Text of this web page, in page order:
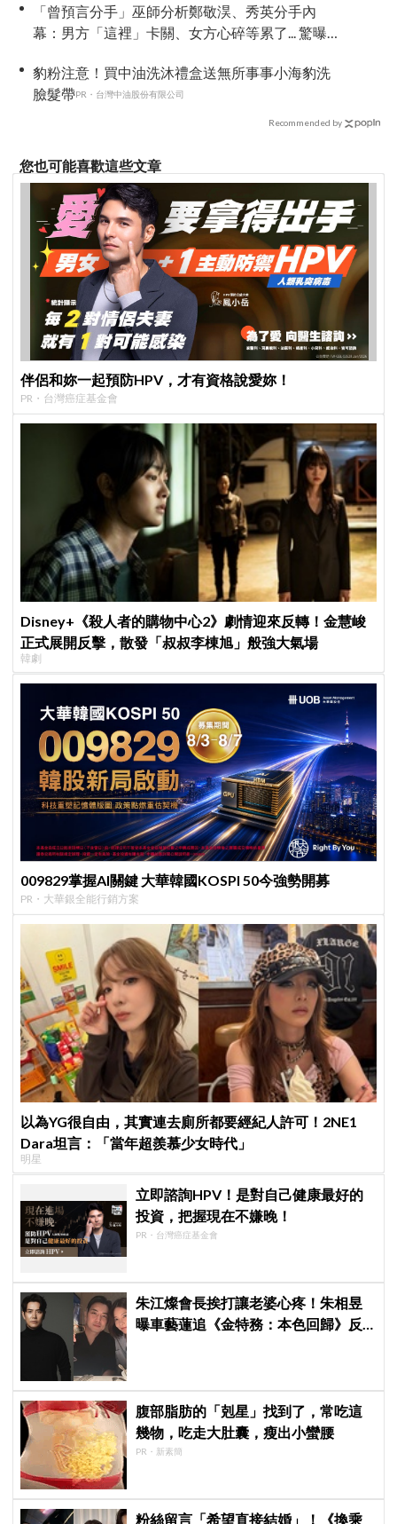
「曾預言分手」巫師分析鄭敬淏、秀英分手內
幕：男方「這裡」卡關、女方心碎等累了... 驚曝未
豹粉注意！買中油洗沐禮盒送無所事事小海豹洗
臉髮帶PR・台灣中油股份有限公司
Recommended by
您也可能喜歡這些文章
伴侶和妳一起預防HPV，才有資格說愛妳！
PR・台灣癌症基金會
Disney+《殺人者的購物中心2》劇情迎來反轉！金慧峻
正式展開反擊，散發「叔叔李棟旭」般強大氣場
韓劇
009829掌握AI關鍵 大華韓國KOSPI 50今強勢開募
PR・大華銀全能行銷方案
以為YG很自由，其實連去廁所都要經紀人許可！2NE1
Dara坦言：「當年超羨慕少女時代」
明星
立即諮詢HPV！是對自己健康最好的
投資，把握現在不嫌晚！
PR・台灣癌症基金會
朱江燦會長挨打讓老婆心疼！朱相昱
曝車藝蓮追《金特務：本色回歸》反
腹部脂肪的「剋星」找到了，常吃這
幾物，吃走大肚囊，瘦出小蠻腰
PR・新素簡
粉絲留言「希望直接結婚」！《換乘